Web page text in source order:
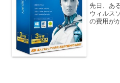
先日、あ
ウィルス
の費用が